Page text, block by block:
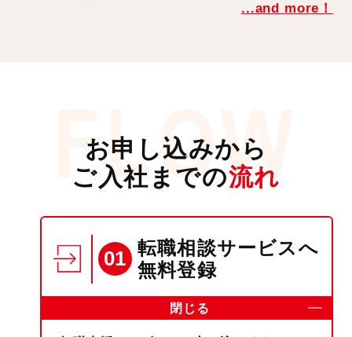
...and more！
お申し込みから
ご入社までの流れ
01 転職相談サービスへ
無料登録
閉じる